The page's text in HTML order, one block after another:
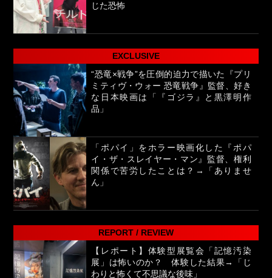
じた恐怖
EXCLUSIVE
“恐竜×戦争”を圧倒的迫力で描いた『プリ
ミティヴ・ウォー 恐竜戦争』監督、好き
な日本映画は「『ゴジラ』と黒澤明作
品」
「ポパイ」をホラー映画化した『ポパ
イ・ザ・スレイヤー・マン』監督、権利
関係で苦労したことは？→「ありませ
ん」
REPORT / REVIEW
【レポート】体験型展覧会「記憶汚染
展」は怖いのか？ 体験した結果→「じ
わりと怖くて不思議な後味」